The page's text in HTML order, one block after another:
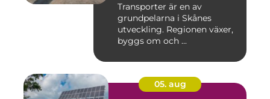
Transporter är en av
grundpelarna i Skånes
utveckling. Regionen växer,
byggs om och ...
05. aug